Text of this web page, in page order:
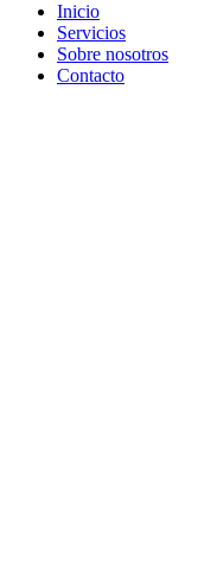
Inicio
Servicios
Sobre nosotros
Contacto